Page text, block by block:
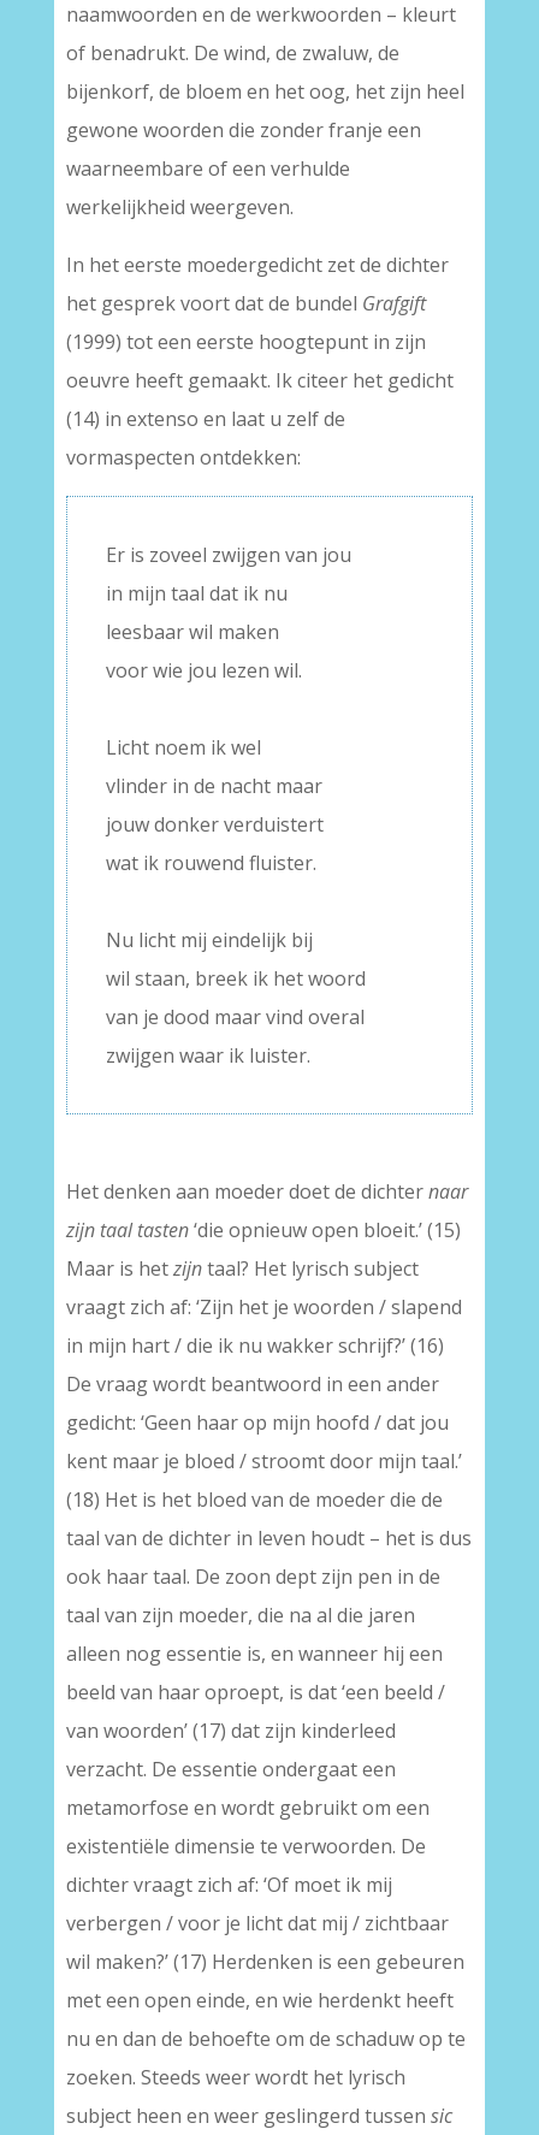
naamwoorden en de werkwoorden – kleurt
of benadrukt. De wind, de zwaluw, de
bijenkorf, de bloem en het oog, het zijn heel
gewone woorden die zonder franje een
waarneembare of een verhulde
werkelijkheid weergeven.
In het eerste moedergedicht zet de dichter
het gesprek voort dat de bundel Grafgift
(1999) tot een eerste hoogtepunt in zijn
oeuvre heeft gemaakt. Ik citeer het gedicht
(14) in extenso en laat u zelf de
vormaspecten ontdekken:
Er is zoveel zwijgen van jou
in mijn taal dat ik nu
leesbaar wil maken
voor wie jou lezen wil.
Licht noem ik wel
vlinder in de nacht maar
jouw donker verduistert
wat ik rouwend fluister.
Nu licht mij eindelijk bij
wil staan, breek ik het woord
van je dood maar vind overal
zwijgen waar ik luister.
Het denken aan moeder doet de dichternaar
zijn taal tasten‘die opnieuw open bloeit.’ (15)
Maar is hetzijntaal? Het lyrisch subject
vraagt zich af: ‘Zijn het je woorden / slapend
in mijn hart / die ik nu wakker schrijf?’ (16)
De vraag wordt beantwoord in een ander
gedicht: ‘Geen haar op mijn hoofd / dat jou
kent maar je bloed / stroomt door mijn taal.’
(18) Het is het bloed van de moeder die de
taal van de dichter in leven houdt – het is dus
ook haar taal. De zoon dept zijn pen in de
taal van zijn moeder, die na al die jaren
alleen nog essentie is, en wanneer hij een
beeld van haar oproept, is dat ‘een beeld /
van woorden’ (17) dat zijn kinderleed
verzacht. De essentie ondergaat een
metamorfose en wordt gebruikt om een
existentiële dimensie te verwoorden. De
dichter vraagt zich af: ‘Of moet ik mij
verbergen / voor je licht dat mij / zichtbaar
wil maken?’ (17) Herdenken is een gebeuren
met een open einde, en wie herdenkt heeft
nu en dan de behoefte om de schaduw op te
zoeken. Steeds weer wordt het lyrisch
subject heen en weer geslingerd tussen sic